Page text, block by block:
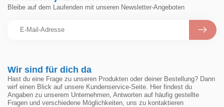
Wir sind für dich da
Hast du eine Frage zu unseren Produkten oder deiner Bestellung? Dann
wirf einen Blick auf unsere Kundenservice-Seite. Hier findest du
Angaben zu unserem Unternehmen, Antworten auf häufig gestellte
Fragen und verschiedene Möglichkeiten, uns zu kontaktieren
Bleibe auf dem Laufenden mit unseren Newsletter-Angeboten